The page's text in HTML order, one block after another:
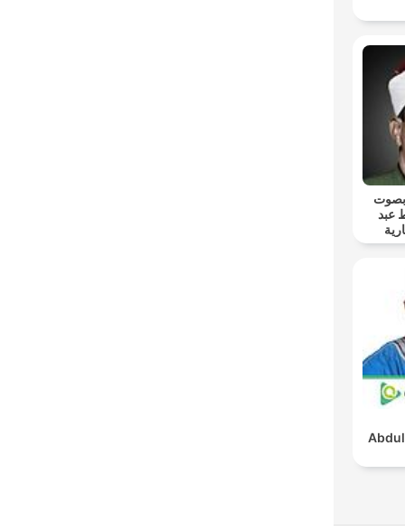
بصوت
عبد